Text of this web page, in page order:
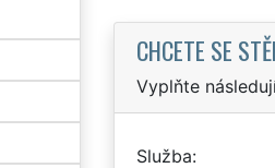
CHCETE SE
Vyplňte
Služba